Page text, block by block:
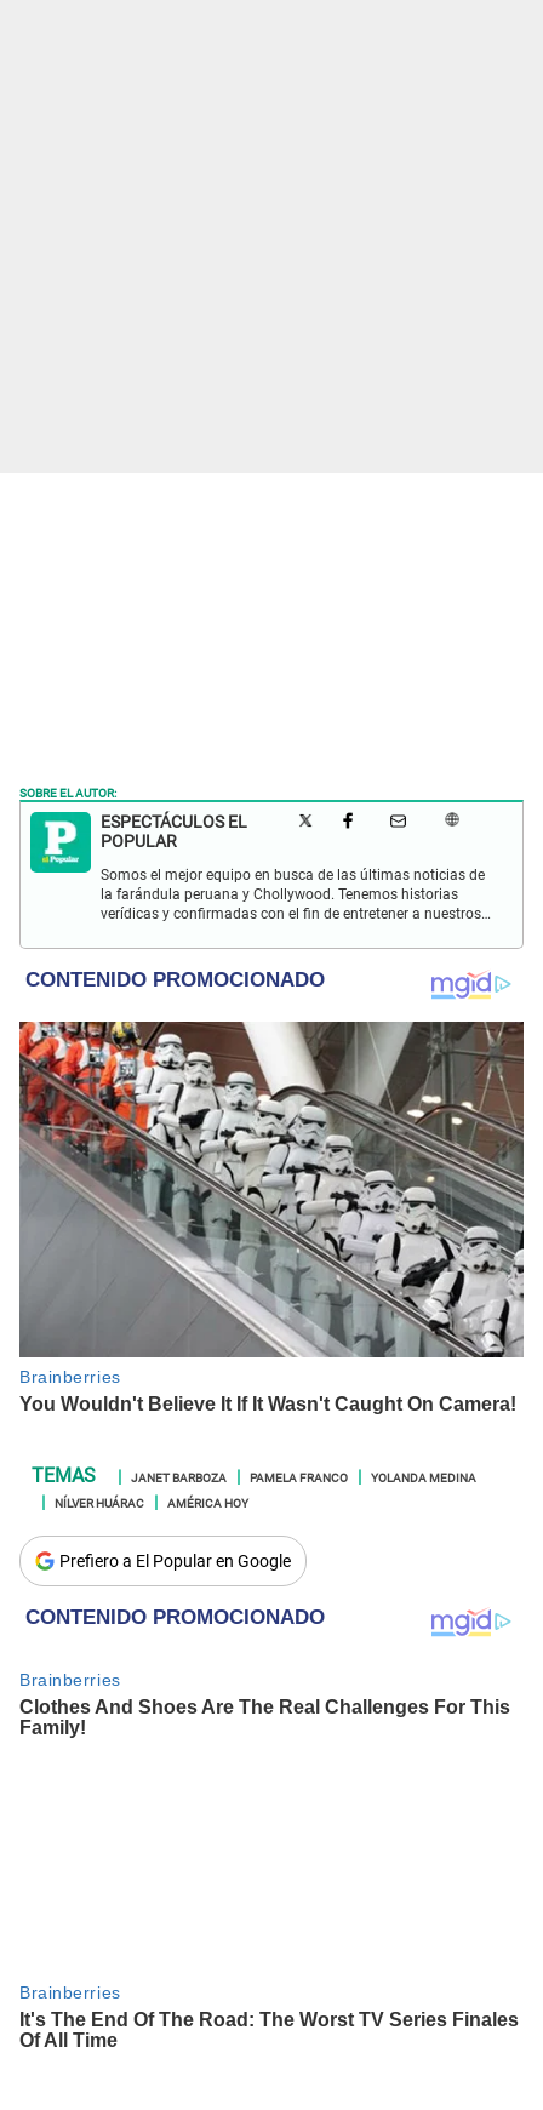
SOBRE EL AUTOR:
ESPECTÁCULOS EL
POPULAR
Somos el mejor equipo en busca de las últimas noticias de
la farándula peruana y Chollywood. Tenemos historias
verídicas y confirmadas con el fin de entretener a nuestros
JANET BARBOZA PAMELA FRANCO
YOLANDA MEDINA
NÍLVER HUÁRAC
AMÉRICA HOY
Prefiero a El Popular en Google